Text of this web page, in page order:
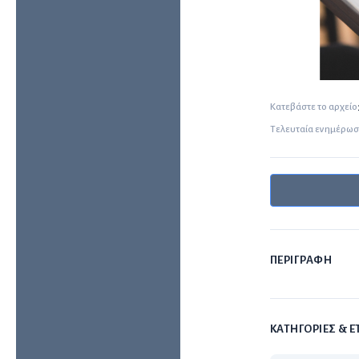
Κατεβάστε το αρχείο
Τελευταία
ΠΕΡΙΓΡΑΦΗ
ΚΑΤΗΓΟΡΙΕΣ &